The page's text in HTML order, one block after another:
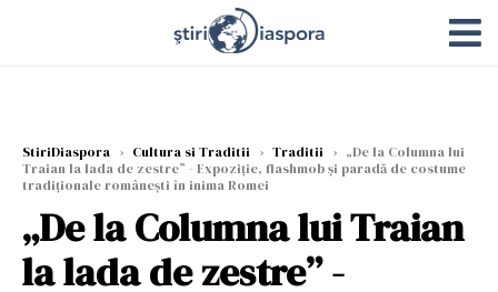
StiriDiaspora › Cultura si Traditii › Traditii › „De la Columna lui
Traian la lada de zestre” - Expoziție, flashmob și paradă de costume
tradiționale românești în inima Romei
„De la Columna lui Traian
la lada de zestre” -